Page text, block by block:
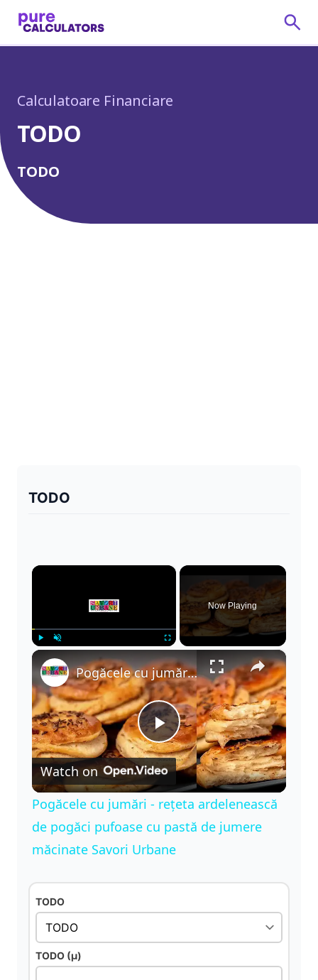
Calculatoare Financiare
TODO
TODO
TODO
×
Now Playing
×
P
l
a
V
Pogăcele cu jumări - rețeta ardelenească de pogăci pufoase cu pastă de jumere măcinate Savori Urbane
Watch on
Pogăcele cu jumări - rețeta ardelenească
de pogăci pufoase cu pastă de jumere
măcinate Savori Urbane
TODO
TODO (μ)